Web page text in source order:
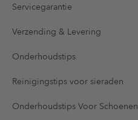
Servicegarantie
Verzending & Levering
Onderhoudstips
Reinigingstips voor sieraden
Onderhoudstips Voor Schoenen